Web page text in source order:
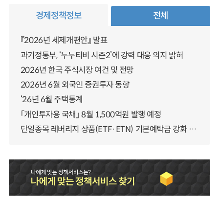
경제정책정보 전체
『2026년 세제개편안』 발표
과기정통부, ‘누누티비 시즌2’에 강력 대응 의지 밝혀
2026년 한국 주식시장 여건 및 전망
2026년 6월 외국인 증권투자 동향
‘26년 6월 주택통계
「개인투자용 국채」 8월 1,500억원 발행 예정
단일종목 레버리지 상품(ETF·ETN) 기본예탁금 강화 조기시행 방안 안내